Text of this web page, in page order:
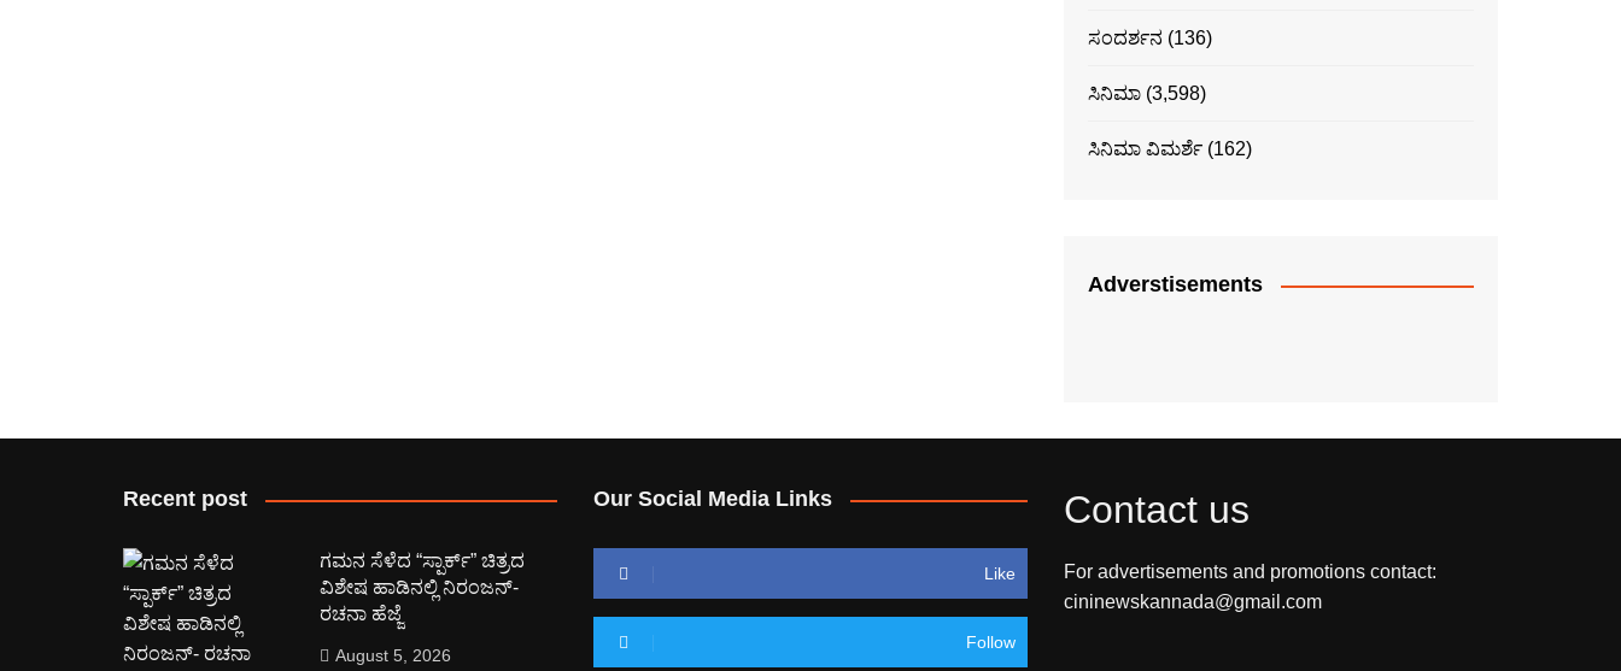
ಸಂದರ್ಶನ (136)
ಸಿನಿಮಾ (3,598)
ಸಿನಿಮಾ ವಿಮರ್ಶೆ (162)
Adverstisements
Recent post
ಗಮನ ಸೆಳೆದ “ಸ್ಪಾರ್ಕ್” ಚಿತ್ರದ
ವಿಶೇಷ ಹಾಡಿನಲ್ಲಿ ನಿರಂಜನ್-
ರಚನಾ ಹೆಜ್ಜೆ
August 5, 2026
Our Social Media Links
Like
Follow
Contact us
For advertisements and promotions contact:
cininewskannada@gmail.com